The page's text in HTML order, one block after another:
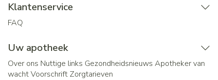
Klantenservice
FAQ
Uw apotheek
Over ons Nuttige links Gezondheidsnieuws Apotheker van
wachtVoorschrift Zorgtarieven